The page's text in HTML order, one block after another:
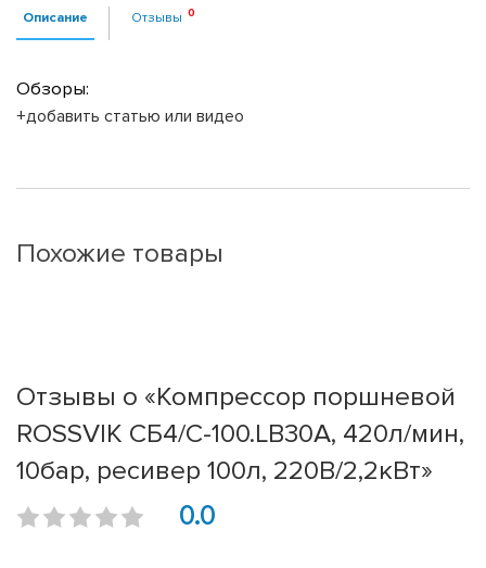
Описание Отзывы
Обзоры:
+добавить статью или видео
Похожие товары
Отзывы о «Компрессор поршневой
ROSSVIK СБ4/С-100.LB30А, 420л/мин,
10бар, ресивер 100л, 220В/2,2кВт»
0.0